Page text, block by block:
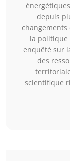
depuis
changements
la politique
enquêté sur
des
scientifique